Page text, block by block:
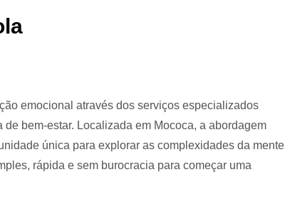
emocional através dos serviços especializados
de bem-estar. Localizada em Mococa, a abordagem
única para explorar as complexidades da mente
rápida e sem burocracia para começar uma